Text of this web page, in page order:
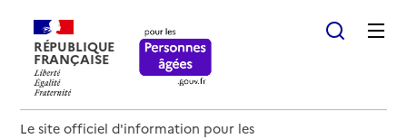
RÉPUBLIQUE
FRANÇAISE
Le site officiel d'information pour les